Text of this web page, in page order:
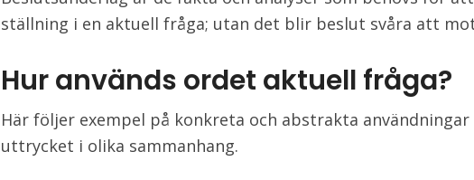
ställning i en aktuell fråga; utan det blir beslut svåra att
Hur används ordet aktuell fråga?
Här följer exempel på konkreta och abstrakta användningar
uttrycket i olika sammanhang.